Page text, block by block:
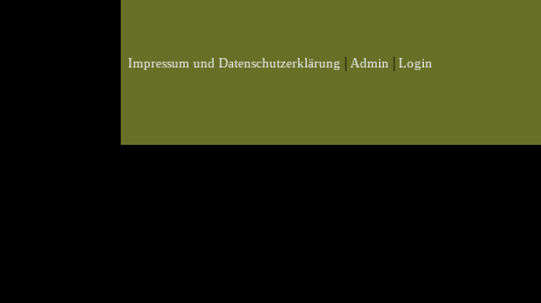
Impressum und Datenschutzerklärung Admin Login